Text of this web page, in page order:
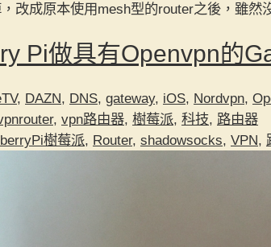
改成原本使用mesh型的router之後，雖然
Pi做具有Openvpn的
, DAZN, DNS, gateway, iOS, Nordvpn,
, vpn路由器, 樹莓派, 科技, 路由器
樹莓派, Router, shadowsocks, VPN,